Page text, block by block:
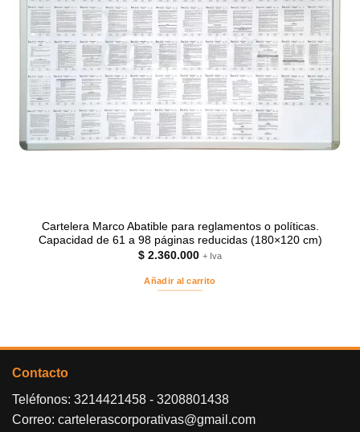
Cartelera Marco Abatible para reglamentos o políticas.
Capacidad de 61 a 98 páginas reducidas (180×120 cm)
$ 2.360.000 + Iva
Añadir al carrito
Contacto
Teléfonos: 3214421458 - 3208801438
Correo: cartelerascorporativas@gmail.com